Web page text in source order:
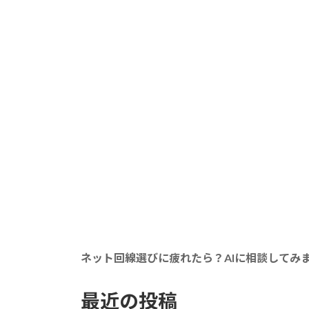
ネット回線選びに疲れたら？AIに相談してみ
最近の投稿